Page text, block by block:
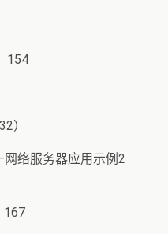
154
）
网络服务器应用示例2
167